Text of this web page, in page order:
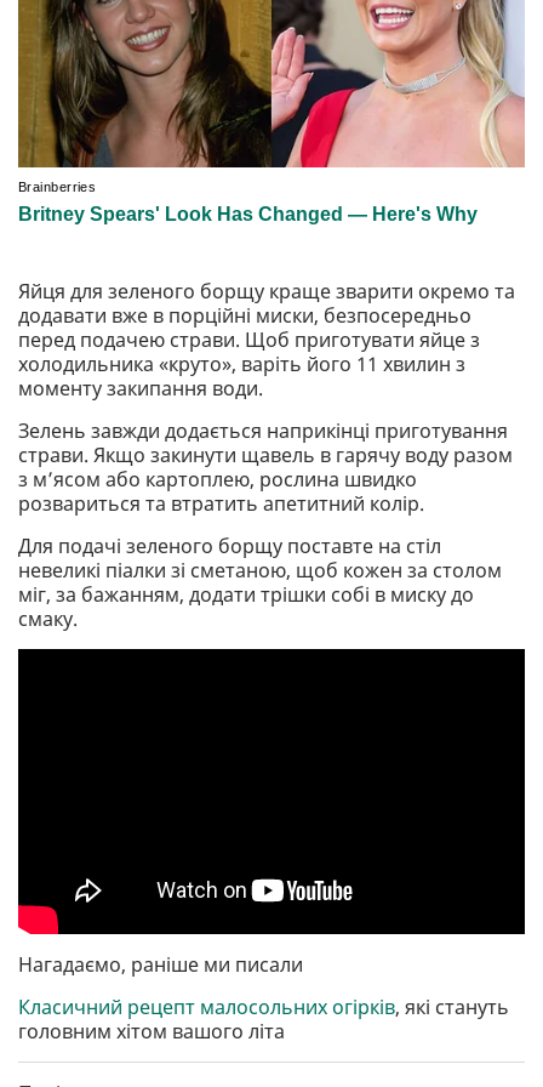
Яйця для зеленого борщу краще зварити окремо та
додавати вже в порційні миски, безпосередньо
перед подачею страви. Щоб приготувати яйце з
холодильника «круто», варіть його 11 хвилин з
моменту закипання води.
Зелень завжди додається наприкінці приготування
страви. Якщо закинути щавель в гарячу воду разом
з м’ясом або картоплею, рослина швидко
розвариться та втратить апетитний колір.
Для подачі зеленого борщу поставте на стіл
невеликі піалки зі сметаною, щоб кожен за столом
міг, за бажанням, додати трішки собі в миску до
смаку.
Нагадаємо, раніше ми писали
Класичний рецепт малосольних огірків, які стануть
головним хітом вашого літа